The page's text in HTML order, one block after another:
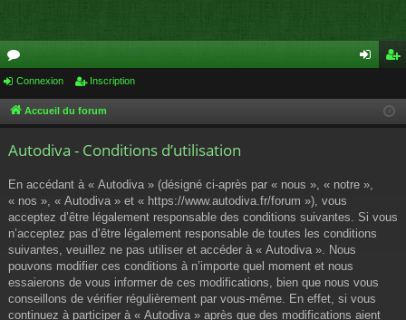
or
u cri
Connexion Inscription
Accueil du forum
Autodiva - Conditions d’utilisation
En accédant à « Autodiva » (désigné ci-après par « nous », « notre »,
« nos », « Autodiva » et « https://www.autodiva.fr/forum »), vous
acceptez d’être légalement responsable des conditions suivantes. Si vous
n’acceptez pas d’être légalement responsable de toutes les conditions
suivantes, veuillez ne pas utiliser et accéder à « Autodiva ». Nous
pouvons modifier ces conditions à n’importe quel moment et nous
essaierons de vous informer de ces modifications, bien que nous vous
conseillons de vérifier régulièrement par vous-même. En effet, si vous
continuez à participer à « Autodiva » après que des modifications aient